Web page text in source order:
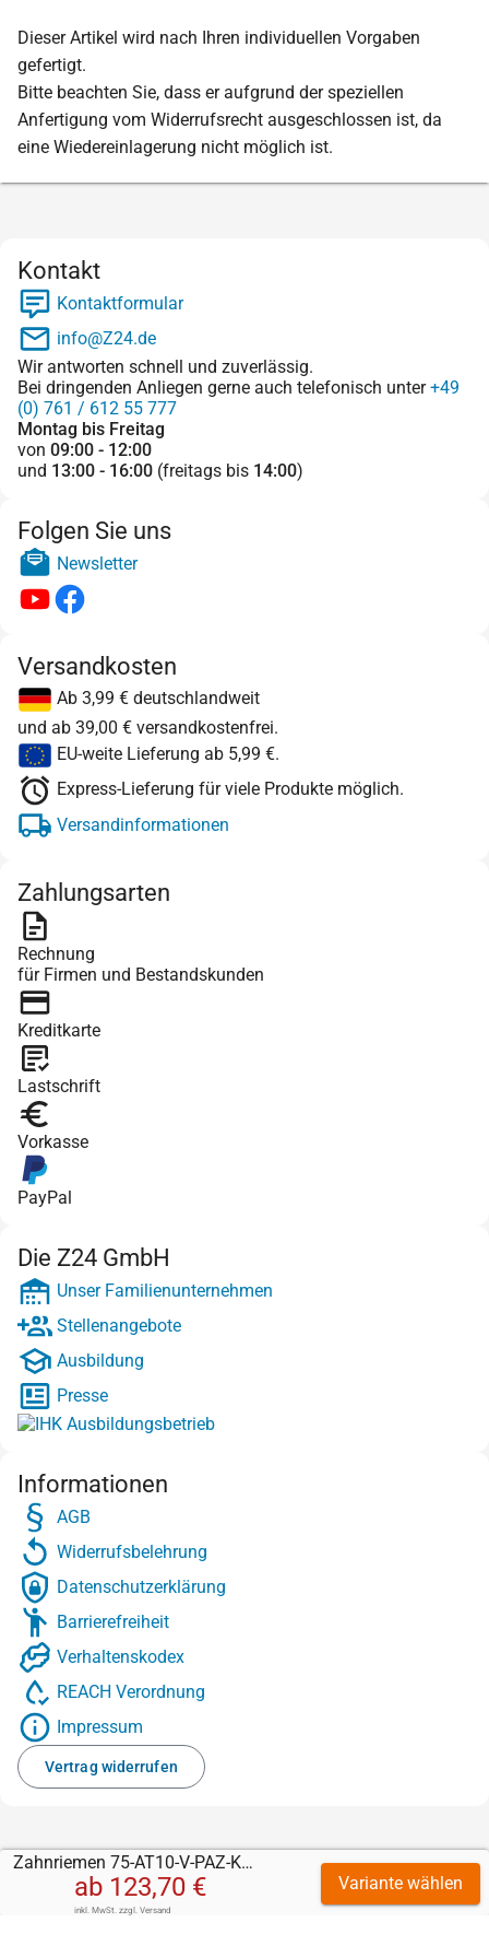
Zahnriemen 75-AT10-V-PAZ-Kevlar mit Correx 10 mm
ab 123,70 €
inkl. MwSt. zzgl. Versand
Variante wählen
Dieser Artikel wird nach Ihren individuellen Vorgaben
gefertigt.
Bitte beachten Sie, dass er aufgrund der speziellen
Anfertigung vom Widerrufsrecht ausgeschlossen ist, da
eine Wiedereinlagerung nicht möglich ist.
Kontakt
Kontaktformular
info@Z24.de
Wir antworten schnell und zuverlässig.
Bei dringenden Anliegen gerne auch telefonisch unter+49
(0) 761 / 612 55 777
Montag bis Freitag
von 09:00 - 12:00
und 13:00 - 16:00 (freitags bis 14:00)
Folgen Sie uns
Newsletter
Versandkosten
Ab 3,99 € deutschlandweit
und ab 39,00 € versandkostenfrei.
EU-weite Lieferung ab 5,99 €.
Express-Lieferung für viele Produkte möglich.
Versandinformationen
Zahlungsarten
Rechnung
für Firmen und Bestandskunden
Kreditkarte
Lastschrift
Vorkasse
PayPal
Die Z24 GmbH
Unser Familienunternehmen
Stellenangebote
Ausbildung
Presse
Informationen
AGB
Widerrufsbelehrung
Datenschutzerklärung
Barrierefreiheit
Verhaltenskodex
REACH Verordnung
Impressum
Vertrag widerrufen